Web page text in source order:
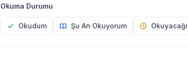
Okuma Durumu
Okudum Şu An Okuyorum